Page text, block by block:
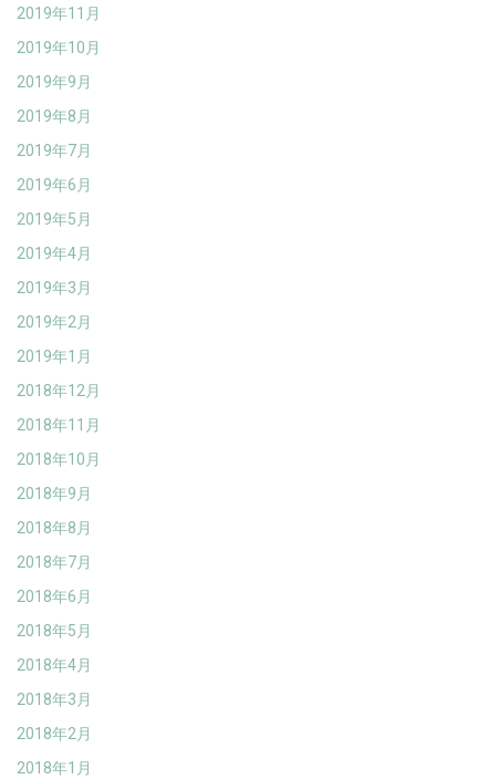
2019年11月
2019年10月
2019年9月
2019年8月
2019年7月
2019年6月
2019年5月
2019年4月
2019年3月
2019年2月
2019年1月
2018年12月
2018年11月
2018年10月
2018年9月
2018年8月
2018年7月
2018年6月
2018年5月
2018年4月
2018年3月
2018年2月
2018年1月